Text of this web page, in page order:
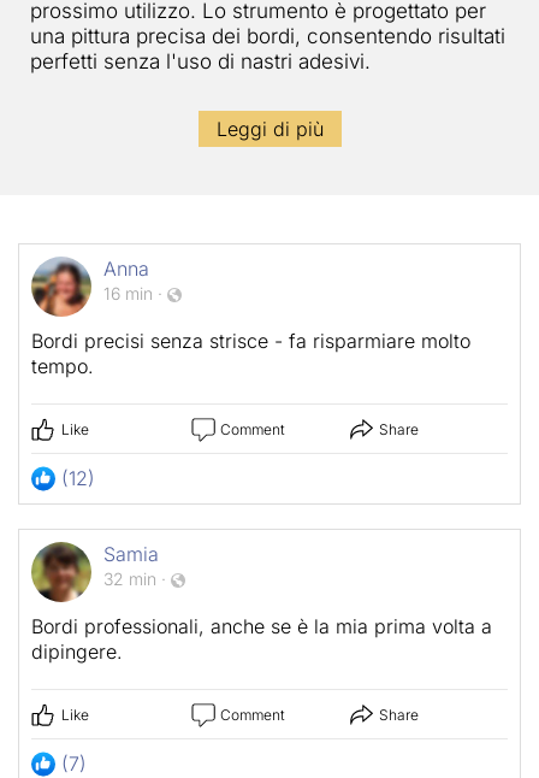
prossimo utilizzo. Lo strumento è progettato per
una pittura precisa dei bordi, consentendo risultati
perfetti senza l'uso di nastri adesivi.
Leggi di più
Anna
16 min ·
Bordi precisi senza strisce - fa risparmiare molto
tempo.
Like Comment Share
(12)
Samia
32 min ·
Bordi professionali, anche se è la mia prima volta a
dipingere.
Like Comment Share
(7)